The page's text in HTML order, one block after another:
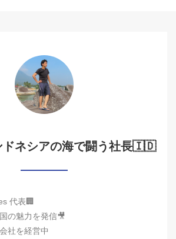
ドネシアの海で闘う社長🇮🇩
代表🏢
の魅力を発信🎥
社を経営中